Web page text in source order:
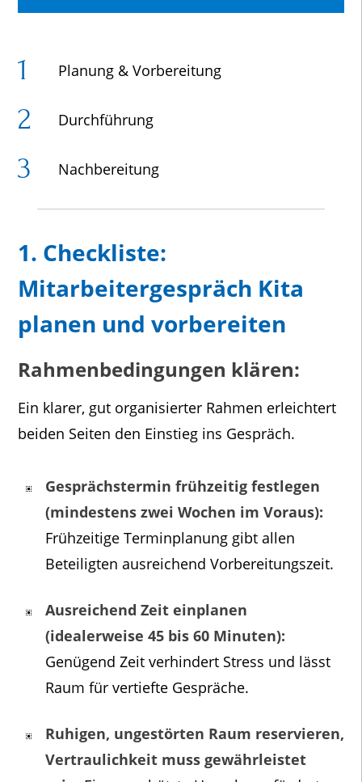
Planung & Vorbereitung
Durchführung
Nachbereitung
1. Checkliste:
Mitarbeitergespräch Kita
planen und vorbereiten
Rahmenbedingungen klären:
Ein klarer, gut organisierter Rahmen erleichtert
beiden Seiten den Einstieg ins Gespräch.
Gesprächstermin frühzeitig festlegen
(mindestens zwei Wochen im Voraus):
Frühzeitige Terminplanung gibt allen
Beteiligten ausreichend Vorbereitungszeit.
Ausreichend Zeit einplanen
(idealerweise 45 bis 60 Minuten):
Genügend Zeit verhindert Stress und lässt
Raum für vertiefte Gespräche.
Ruhigen, ungestörten Raum reservieren,
Vertraulichkeit muss gewährleistet